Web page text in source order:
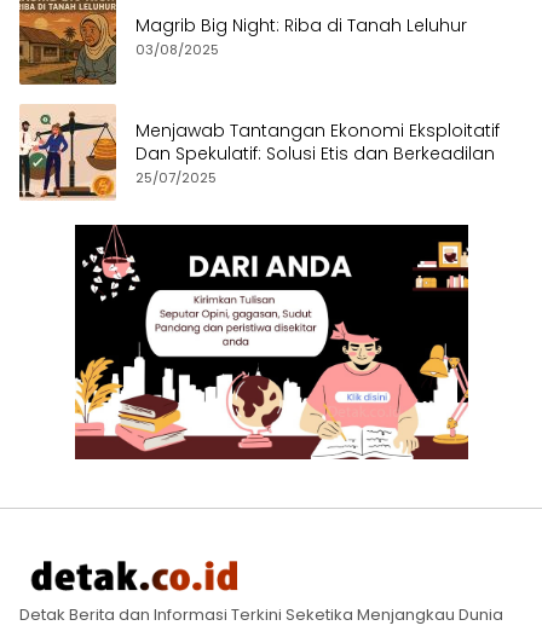
Magrib Big Night: Riba di Tanah Leluhur
03/08/2025
Menjawab Tantangan Ekonomi Eksploitatif
Dan Spekulatif: Solusi Etis dan Berkeadilan
25/07/2025
Detak Berita dan Informasi Terkini Seketika Menjangkau Dunia